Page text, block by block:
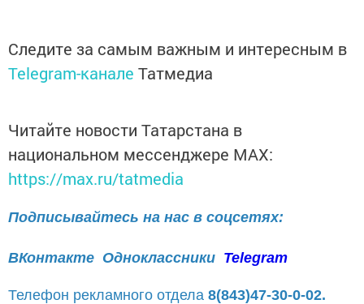
Следите за самым важным и интересным в
Telegram-канале Татмедиа
Читайте новости Татарстана в
национальном мессенджере MАХ:
https://max.ru/tatmedia
Подписывайтесь на нас в соцсетях:
ВКонтакте Одноклассники Telegram
Телефон рекламного отдела 8(843)47-30-0-02.